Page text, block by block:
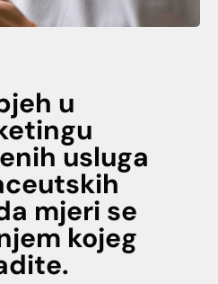
u
usluga
mjeri se
kojeg